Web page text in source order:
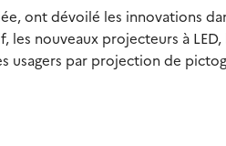
ont dévoilé les innovations
les nouveaux projecteurs à
usagers par projection de